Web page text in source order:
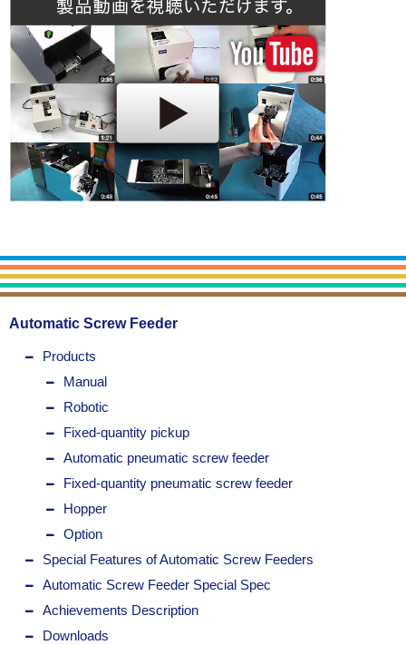
Automatic Screw Feeder
Products
Manual
Robotic
Fixed-quantity pickup
Automatic pneumatic screw feeder
Fixed-quantity pneumatic screw feeder
Hopper
Option
Special Features of Automatic Screw Feeders
Automatic Screw Feeder Special Spec
Achievements Description
Downloads